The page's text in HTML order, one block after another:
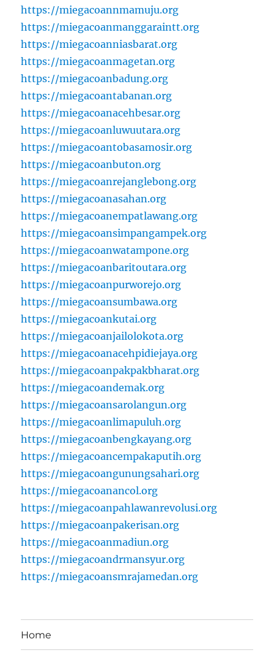
https://miegacoannmamuju.org
https://miegacoanmanggaraintt.org
https://miegacoanniasbarat.org
https://miegacoanmagetan.org
https://miegacoanbadung.org
https://miegacoantabanan.org
https://miegacoanacehbesar.org
https://miegacoanluwuutara.org
https://miegacoantobasamosir.org
https://miegacoanbuton.org
https://miegacoanrejanglebong.org
https://miegacoanasahan.org
https://miegacoanempatlawang.org
https://miegacoansimpangampek.org
https://miegacoanwatampone.org
https://miegacoanbaritoutara.org
https://miegacoanpurworejo.org
https://miegacoansumbawa.org
https://miegacoankutai.org
https://miegacoanjailolokota.org
https://miegacoanacehpidiejaya.org
https://miegacoanpakpakbharat.org
https://miegacoandemak.org
https://miegacoansarolangun.org
https://miegacoanlimapuluh.org
https://miegacoanbengkayang.org
https://miegacoancempakaputih.org
https://miegacoangunungsahari.org
https://miegacoanancol.org
https://miegacoanpahlawanrevolusi.org
https://miegacoanpakerisan.org
https://miegacoanmadiun.org
https://miegacoandrmansyur.org
https://miegacoansmrajamedan.org
Home